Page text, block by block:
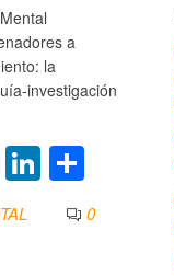
a
la
investigación
Li
n
S
h
ar
0